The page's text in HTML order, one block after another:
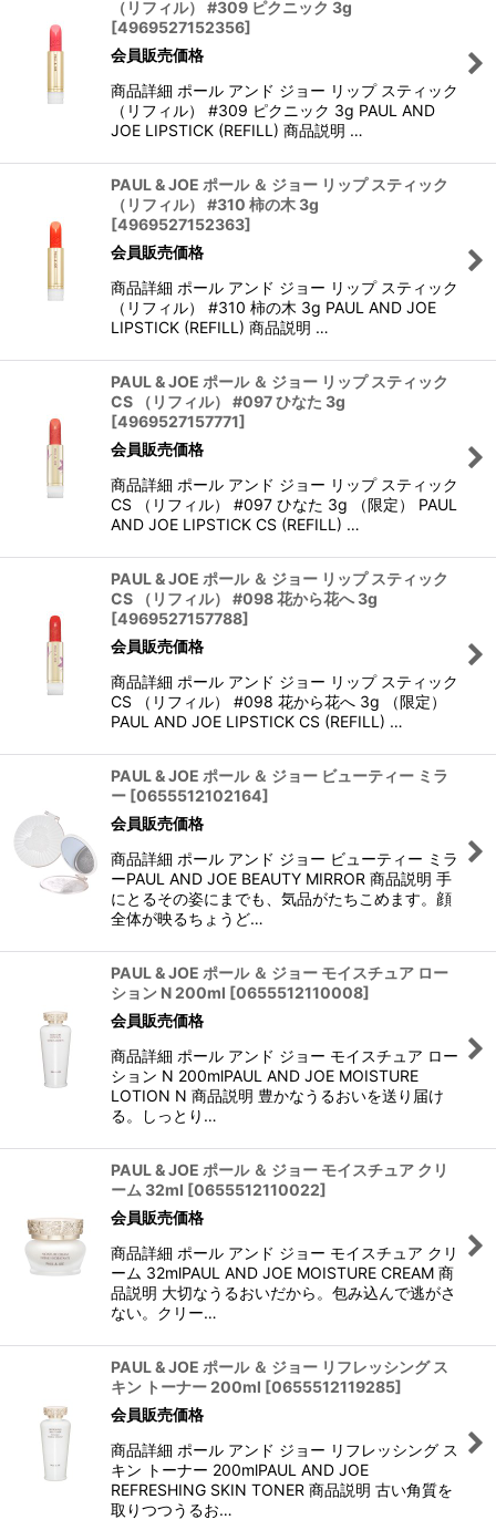
（リフィル） #309 ピクニック 3g
[4969527152356]
会員販売価格
商品詳細 ポール アンド ジョー リップ スティック
（リフィル） #309 ピクニック 3g PAUL AND
JOE LIPSTICK (REFILL) 商品説明 …
PAUL & JOE ポール ＆ ジョー リップ スティック
（リフィル） #310 柿の木 3g
[4969527152363]
会員販売価格
商品詳細 ポール アンド ジョー リップ スティック
（リフィル） #310 柿の木 3g PAUL AND JOE
LIPSTICK (REFILL) 商品説明 …
PAUL & JOE ポール ＆ ジョー リップ スティック
CS （リフィル） #097 ひなた 3g
[4969527157771]
会員販売価格
商品詳細 ポール アンド ジョー リップ スティック
CS （リフィル） #097 ひなた 3g （限定） PAUL
AND JOE LIPSTICK CS (REFILL) …
PAUL & JOE ポール ＆ ジョー リップ スティック
CS （リフィル） #098 花から花へ 3g
[4969527157788]
会員販売価格
商品詳細 ポール アンド ジョー リップ スティック
CS （リフィル） #098 花から花へ 3g （限定）
PAUL AND JOE LIPSTICK CS (REFILL) …
PAUL & JOE ポール ＆ ジョー ビューティー ミラ
ー [0655512102164]
会員販売価格
商品詳細 ポール アンド ジョー ビューティー ミラ
ーPAUL AND JOE BEAUTY MIRROR 商品説明 手
にとるその姿にまでも、気品がたちこめます。顔
全体が映るちょうど…
PAUL & JOE ポール ＆ ジョー モイスチュア ロー
ション N 200ml [0655512110008]
会員販売価格
商品詳細 ポール アンド ジョー モイスチュア ロー
ション N 200mlPAUL AND JOE MOISTURE
LOTION N 商品説明 豊かなうるおいを送り届け
る。しっとり…
PAUL & JOE ポール ＆ ジョー モイスチュア クリ
ーム 32ml [0655512110022]
会員販売価格
商品詳細 ポール アンド ジョー モイスチュア クリ
ーム 32mlPAUL AND JOE MOISTURE CREAM 商
品説明 大切なうるおいだから。包み込んで逃がさ
ない。クリー…
PAUL & JOE ポール ＆ ジョー リフレッシング ス
キン トーナー 200ml [0655512119285]
会員販売価格
商品詳細 ポール アンド ジョー リフレッシング ス
キン トーナー 200mlPAUL AND JOE
REFRESHING SKIN TONER 商品説明 古い角質を
取りつつうるお…